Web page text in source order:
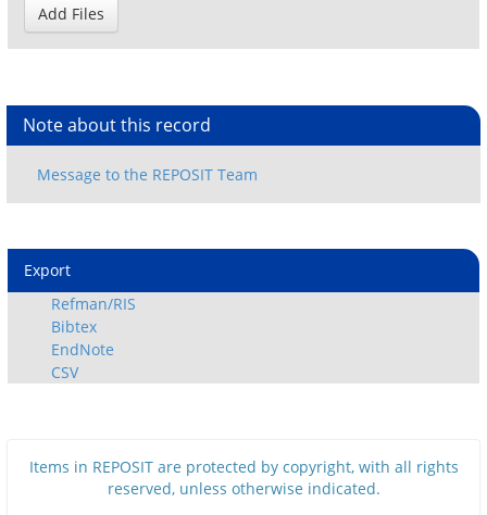
Note about this record
Export
Refman/RIS
Bibtex
EndNote
CSV
Items in REPOSIT are protected by copyright, with all rights
reserved, unless otherwise indicated.